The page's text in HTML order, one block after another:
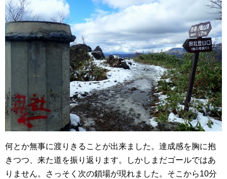
何とか無事に渡りきることが出来ました。達成感を胸に抱
きつつ、来た道を振り返ります。しかしまだゴールではあ
りません。さっそく次の鎖場が現れました。そこから10分